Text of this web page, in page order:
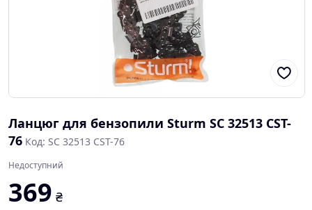
Ланцюг для бензопили Sturm SC 32513 CST-
76 Код: SC 32513 CST-76
Недоступний
369 ₴